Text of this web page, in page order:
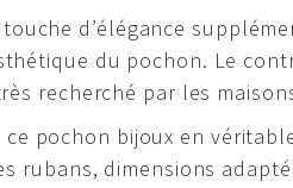
d’élégance
du pochon. Le
recherché par les
pochon bijoux en
rubans, dimensions